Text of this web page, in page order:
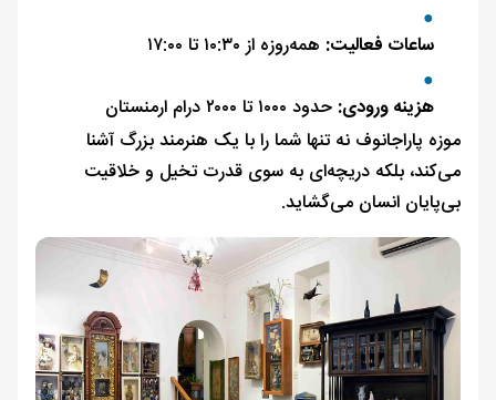
ساعات فعالیت: همه‌روزه از ۱۰:۳۰ تا ۱۷:۰۰
هزینه ورودی: حدود ۱۰۰۰ تا ۲۰۰۰ درام ارمنستان
موزه پاراجانوف نه تنها شما را با یک هنرمند بزرگ آشنا
می‌کند، بلکه دریچه‌ای به سوی قدرت تخیل و خلاقیت
بی‌پایان انسان می‌گشاید.